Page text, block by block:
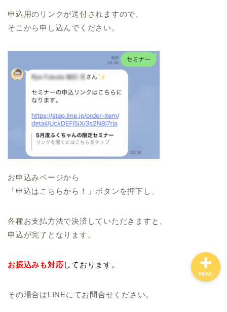
申込用のリンクが送付されますので、
そこから申し込んでください。
お申込みページから
「申込はこちらから！」ボタンを押下し、
各種お支払方法で決済していただきますと、
申込が完了となります。
お振込みも対応しております。
その場合はLINEにてお問合せください。
MENU